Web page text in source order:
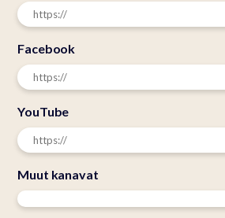
Facebook
YouTube
Muut kanavat